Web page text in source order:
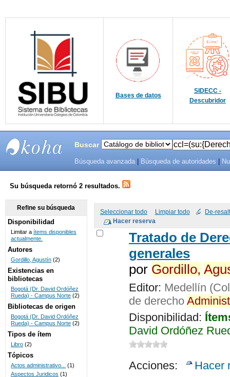
Bases de datos
SIDECC -
Descubridor
SISTEMAS
DE
BIBLIOTECAS
UNICOC
Buscar
Búsqueda avanzada Búsqueda de autoridades
Su búsqueda retornó 2 resultados.
Seleccionar todo Limpiar todo De-
Tratado de
generales
por Gordillo,
Editor: Medellín
de derecho
Disponibilidad:
David Ordóñez
Acciones: Hacer
Refine su búsqueda
Disponibilidad
Limitar a ítems disponibles
actualmente.
Autores
Gordillo, Agustín (2)
Existencias en
bibliotecas
Bogotá (Dr. David Ordóñez
Rueda) - Campus Norte (2)
Bibliotecas de origen
Bogotá (Dr. David Ordóñez
Rueda) - Campus Norte (2)
Tipos de ítem
Libro (2)
Tópicos
Actos administrativo...
(1)
Aspectos Juridicos (1)